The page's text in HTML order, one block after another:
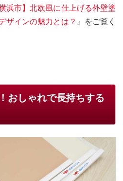
横浜市】北欧風に仕上げる外壁塗
ザインの魅力とは？ 』をご覧く
おしゃれで長持ちする